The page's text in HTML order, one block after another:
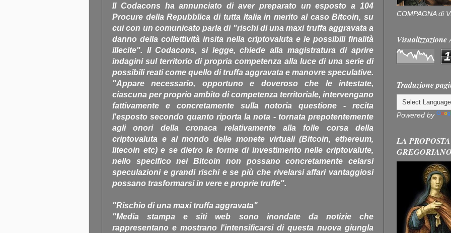
Il Codacons ha annunciato di aver preparato un esposto a 104
Procure della Repubblica di tutta Italia in merito al caso Bitcoin, su
cui con un comunicato parla di "rischi di una maxi truffa aggravata a
danno della collettività insita nella criptovaluta e le possibili finalità
illecite". Il Codacons, si legge, chiede alla magistratura di aprire
indagini sul territorio di propria competenza alla luce di una serie di
possibili reati come quello di truffa aggravata e manovre speculative.
"Appare necessario, opportuno e doveroso che le intestate,
ciascuna per proprio ambito di competenza territoriale, intervengano
fattivamente e concretamente sulla notoria questione - recita
l'esposto secondo quanto riporta la nota - tornata prepotentemente
agli onori della cronaca relativamente alla folle corsa della
criptovaluta e al mondo delle monete virtuali (Bitcoin, ethereum,
litecoin etc) e se dietro le forme di investimento nelle criptovalute,
nello specifico nei Bitcoin non possano concretamente celarsi
speculazioni e grandi rischi e se più che rivelarsi affari vantaggiosi
possano trasformarsi in vere e proprie truffe".
"Rischio di una maxi truffa aggravata"
"Media stampa e siti web sono inondate da notizie che
rappresentano e mostrano l'intensificarsi di questa nuova giungla
COMPAGNA di
1
Traduzione
Powered by
LA